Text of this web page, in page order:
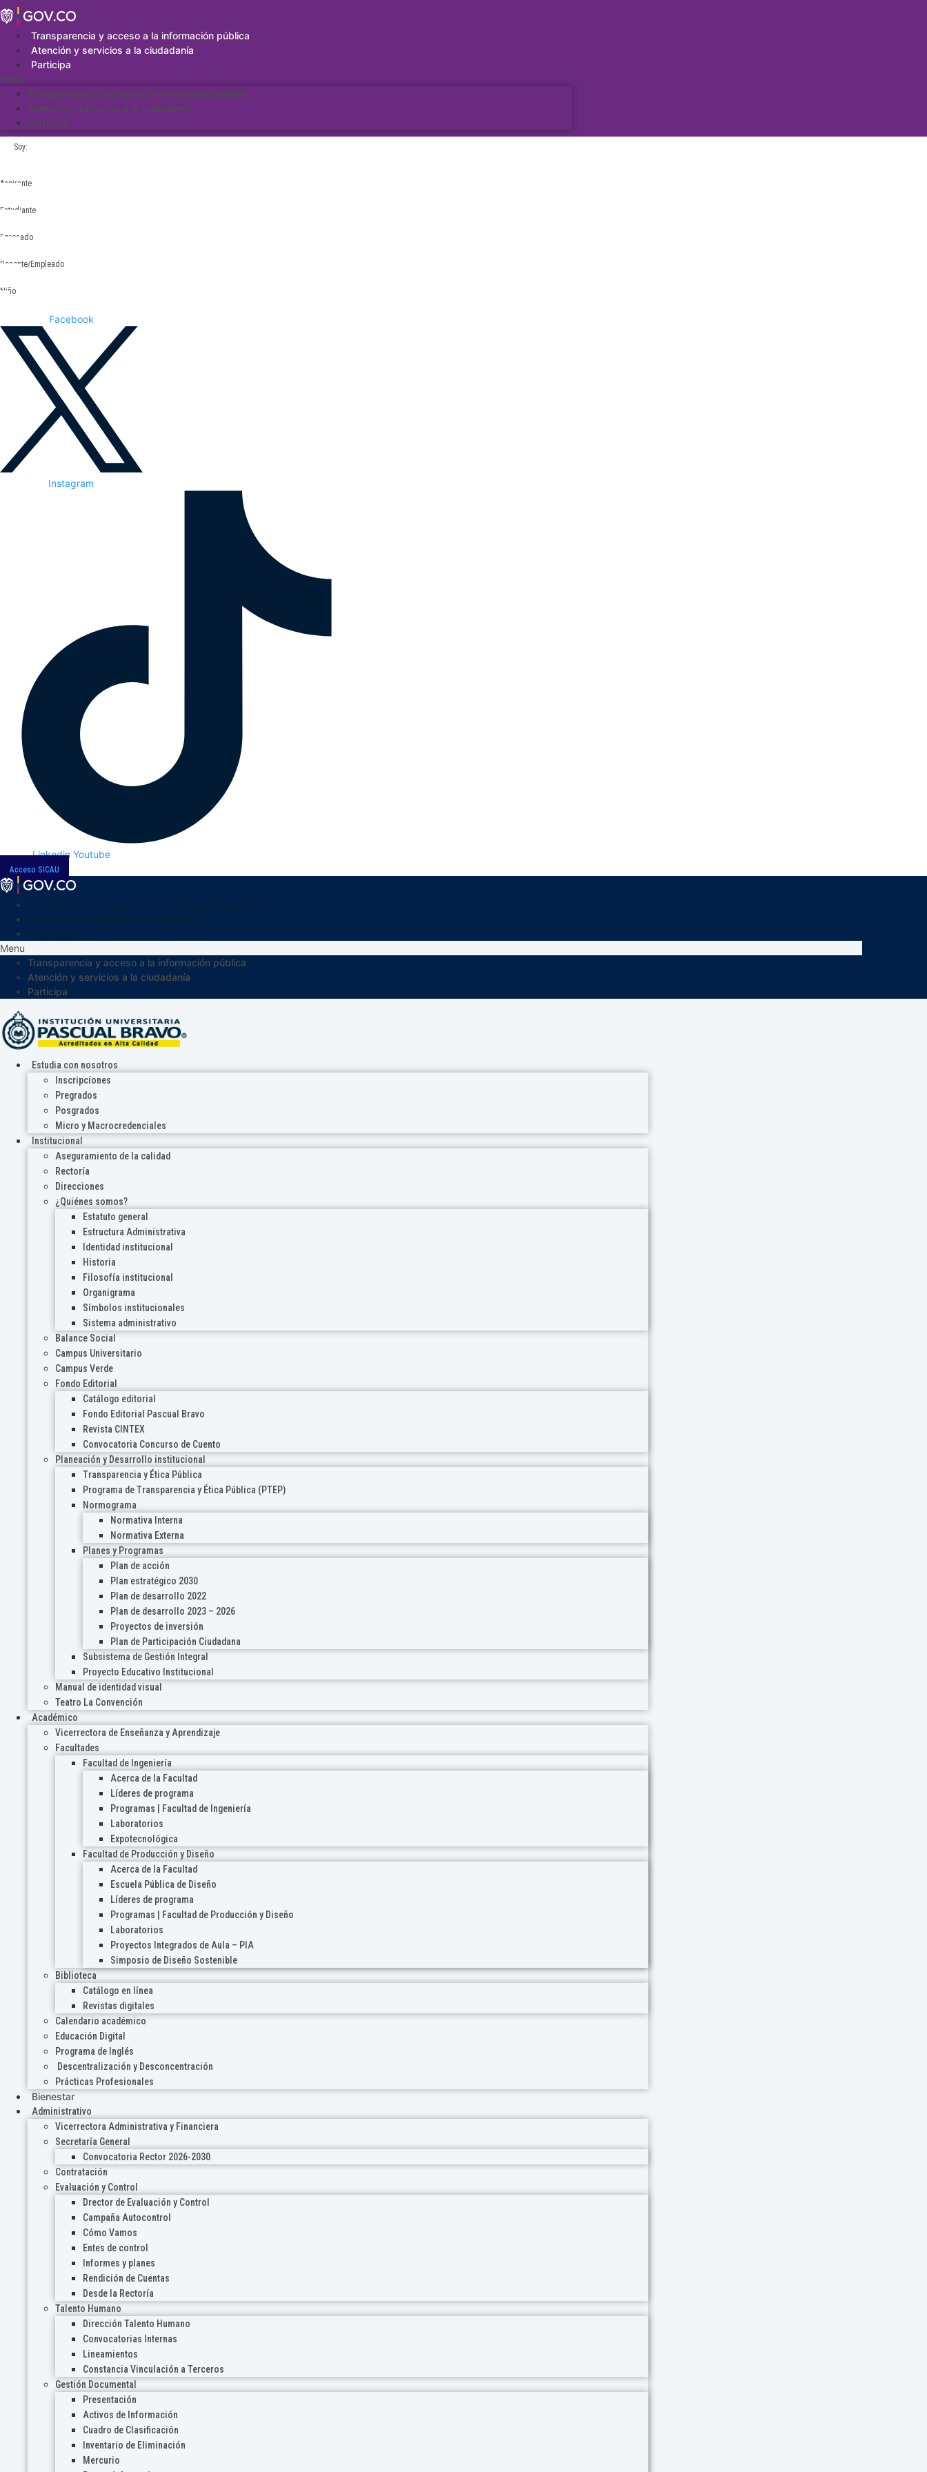
Saltar
al
contenidoTransparencia y acceso a la información pública
Atención y servicios a la ciudadanía
Participa
Menu
Transparencia y acceso a la información pública
Atención y servicios a la ciudadanía
Participa
Soy:
Aspirante
Estudiante
Egresado
Docente/Empleado
Niño
Facebook
Instagram
Linkedin Youtube
Acceso SICAU
Menu
Transparencia y acceso a la información pública
Atención y servicios a la ciudadanía
Participa
Estudia con nosotros
Inscripciones
Pregrados
Posgrados
Micro y Macrocredenciales
Institucional
Aseguramiento de la calidad
Rectoría
Direcciones
¿Quiénes somos?
Estatuto general
Estructura Administrativa
Identidad institucional
Historia
Filosofía institucional
Organigrama
Símbolos institucionales
Sistema administrativo
Balance Social
Campus Universitario
Campus Verde
Fondo Editorial
Catálogo editorial
Fondo Editorial Pascual Bravo
Revista CINTEX
Convocatoria Concurso de Cuento
Planeación y Desarrollo institucional
Transparencia y Ética Pública
Programa de Transparencia y Ética Pública (PTEP)
Normograma
Normativa Interna
Normativa Externa
Planes y Programas
Plan de acción
Plan estratégico 2030
Plan de desarrollo 2022
Plan de desarrollo 2023 – 2026
Proyectos de inversión
Plan de Participación Ciudadana
Subsistema de Gestión Integral
Proyecto Educativo Institucional
Manual de identidad visual
Teatro La Convención
Académico
Vicerrectora de Enseñanza y Aprendizaje
Facultades
Facultad de Ingeniería
Acerca de la Facultad
Líderes de programa
Programas | Facultad de Ingeniería
Laboratorios
Expotecnológica
Facultad de Producción y Diseño
Acerca de la Facultad
Escuela Pública de Diseño
Líderes de programa
Programas | Facultad de Producción y Diseño
Laboratorios
Proyectos Integrados de Aula – PIA
Simposio de Diseño Sostenible
Biblioteca
Catálogo en línea
Revistas digitales
Calendario académico
Educación Digital
Programa de Inglés
Descentralización y Desconcentración
Prácticas Profesionales
Bienestar
Administrativo
Vicerrectora Administrativa y Financiera
Secretaría General
Convocatoria Rector 2026-2030
Contratación
Evaluación y Control
Drector de Evaluación y Control
Campaña Autocontrol
Cómo Vamos
Entes de control
Informes y planes
Rendición de Cuentas
Desde la Rectoría
Talento Humano
Dirección Talento Humano
Convocatorias Internas
Lineamientos
Constancia Vinculación a Terceros
Gestión Documental
Presentación
Activos de Información
Cuadro de Clasificación
Inventario de Eliminación
Mercurio